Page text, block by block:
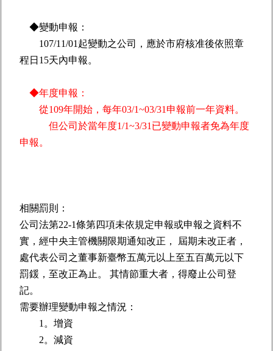
◆變動申報：
107/11/01起變動之公司，應於市府核准後依照章
程日15天內申報。
◆年度申報：
從109年開始，每年03/1~03/31申報前一年資料。
但公司於當年度1/1~3/31已變動申報者免為年度
申報。
相關罰則：
公司法第22-1條第四項未依規定申報或申報之資料不
實，經中央主管機關限期通知改正， 屆期未改正者，
處代表公司之董事新臺幣五萬元以上至五百萬元以下
罰鍰，至改正為止。 其情節重大者，得廢止公司登
記。
需要辦理變動申報之情況：
1。增資
2。減資